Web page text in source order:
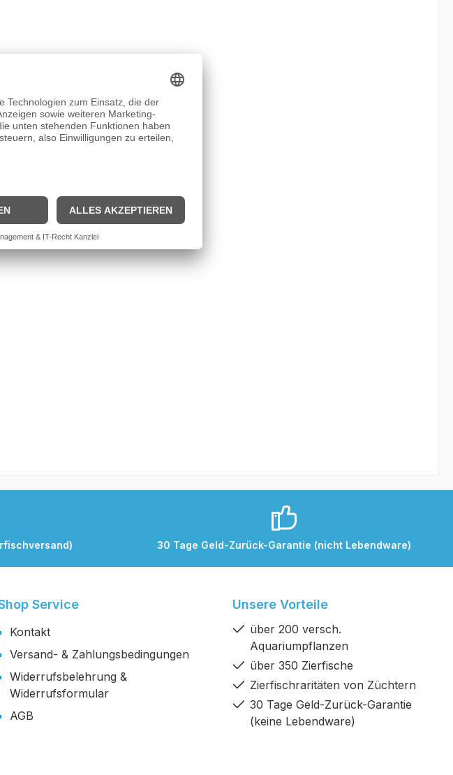
30 Tage Geld-Zurück-Garantie (nicht Lebendware)
Service
Kontakt
Versand- & Zahlungsbedingungen
Widerrufsbelehrung &
Widerrufsformular
AGB
Unsere Vorteile
über 200 versch.
Aquariumpflanzen
über 350 Zierfische
Zierfischraritäten von Züchtern
30 Tage Geld-Zurück-Garantie
(keine Lebendware)